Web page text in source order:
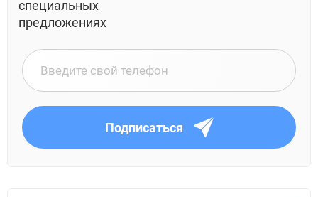
специальных
предложениях
Подписаться